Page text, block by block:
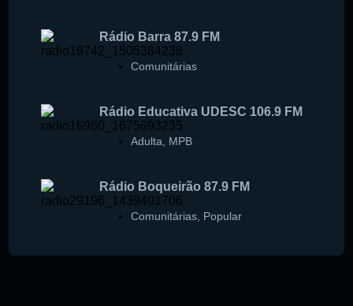
Rádio Barra 87.9 FM
Comunitárias
Rádio Educativa UDESC 106.9 FM
Adulta MPB
Rádio Boqueirão 87.9 FM
Comunitárias Popular